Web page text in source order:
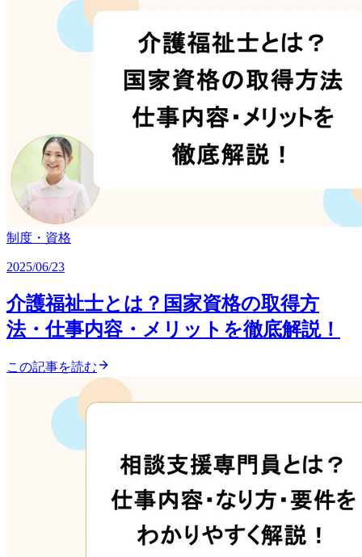
制度・資格
2025/06/23
介護福祉士とは？国家資格の取得方
法・仕事内容・メリットを徹底解説！
この記事を読む